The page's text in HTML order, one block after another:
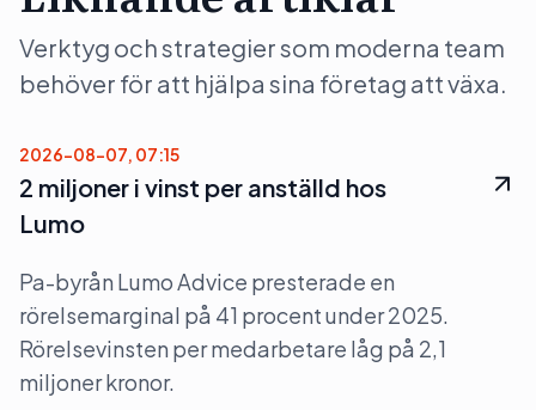
Verktyg och strategier som moderna team
behöver för att hjälpa sina företag att växa.
2026-08-07, 07:15
2 miljoner i vinst per anställd hos
Lumo
Pa-byrån Lumo Advice presterade en
rörelsemarginal på 41 procent under 2025.
Rörelsevinsten per medarbetare låg på 2,1
miljoner kronor.